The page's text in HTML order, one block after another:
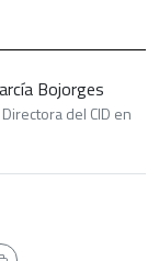
Bojorges
del CID en